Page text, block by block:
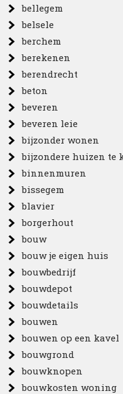
bellegem
belsele
berchem
berekenen
berendrecht
beton
beveren
beveren leie
bijzonder wonen
bijzondere huizen te
binnenmuren
bissegem
blavier
borgerhout
bouw
bouw je eigen huis
bouwbedrijf
bouwdepot
bouwdetails
bouwen
bouwen op een kavel
bouwgrond
bouwknopen
bouwkosten woning